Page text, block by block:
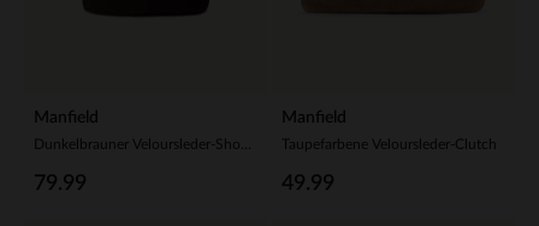
Manfield
79.99
Manfield
Taupefarbene Veloursleder-Clutch
49.99